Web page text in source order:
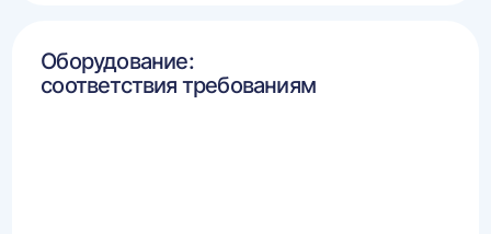
Оборудование:
соответствия требованиям